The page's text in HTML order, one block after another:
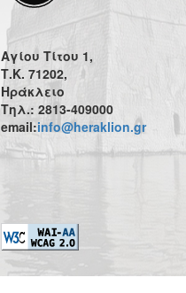
Αγίου Τίτου 1,
Τ.Κ. 71202,
Ηράκλειο
Τηλ.: 2813-409000
email:info@heraklion.gr